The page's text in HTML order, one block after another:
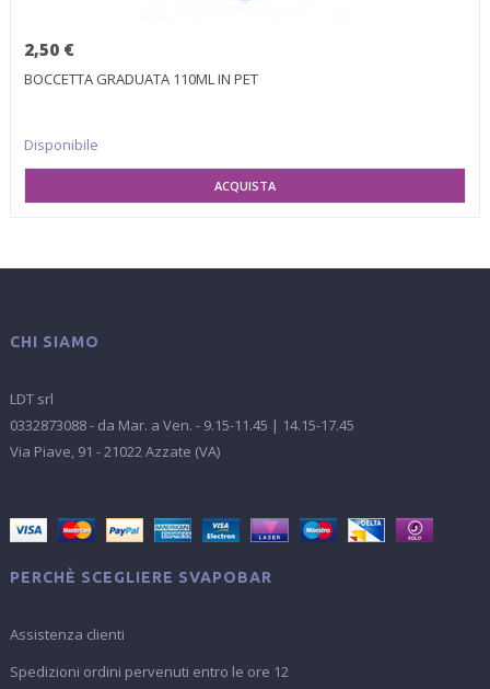
2,50 €
BOCCETTA GRADUATA 110ML IN PET
Disponibile
CHI SIAMO
LDT srl
0332873088 - da Mar. a Ven. - 9.15-11.45 | 14.15-17.45
Via Piave, 91 - 21022 Azzate (VA)
PERCHÈ SCEGLIERE SVAPOBAR
Assistenza clienti
Spedizioni ordini pervenuti entro le ore 12